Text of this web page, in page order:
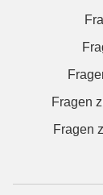
Fragen
Fragen